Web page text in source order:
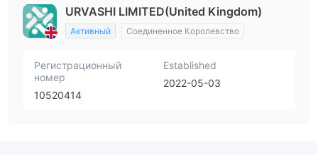
URVASHI LIMITED(United Kingdom)
Активный Соединенное Королевство
Регистрационный
номер
10520414
Established
2022-05-03